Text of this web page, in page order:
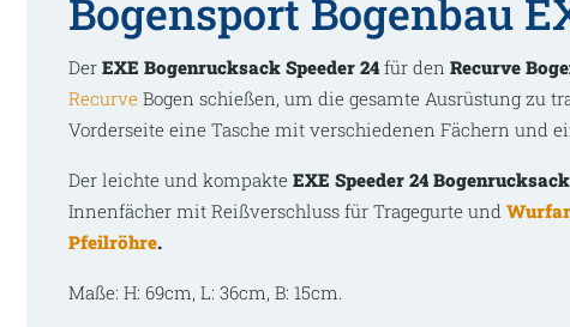
Bogensport Bogenbau
Der EXE Bogenrucksack Speeder 24 für den Recurve
Recurve Bogen schießen, um die gesamte Ausrüstung zu
Vorderseite eine Tasche mit verschiedenen Fächern und
Der leichte und kompakte EXE Speeder 24 Bogenrucksack
Innenfächer mit Reißverschluss für Tragegurte und
Pfeilröhre.
Maße: H: 69cm, L: 36cm, B: 15cm.